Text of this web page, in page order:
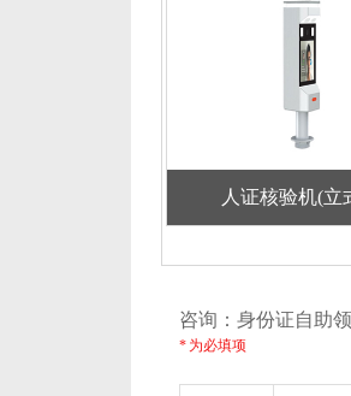
人证核验机(立
咨询：身份证自助
* 为必填项